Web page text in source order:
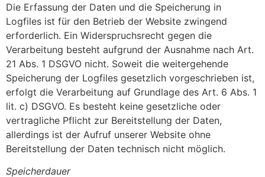
Die Erfassung der Daten und die Speicherung in
Logfiles ist für den Betrieb der Website zwingend
erforderlich. Ein Widerspruchsrecht gegen die
Verarbeitung besteht aufgrund der Ausnahme nach Art.
21 Abs. 1 DSGVO nicht. Soweit die weitergehende
Speicherung der Logfiles gesetzlich vorgeschrieben ist,
erfolgt die Verarbeitung auf Grundlage des Art. 6 Abs. 1
lit. c) DSGVO. Es besteht keine gesetzliche oder
vertragliche Pflicht zur Bereitstellung der Daten,
allerdings ist der Aufruf unserer Website ohne
Bereitstellung der Daten technisch nicht möglich.
Speicherdauer